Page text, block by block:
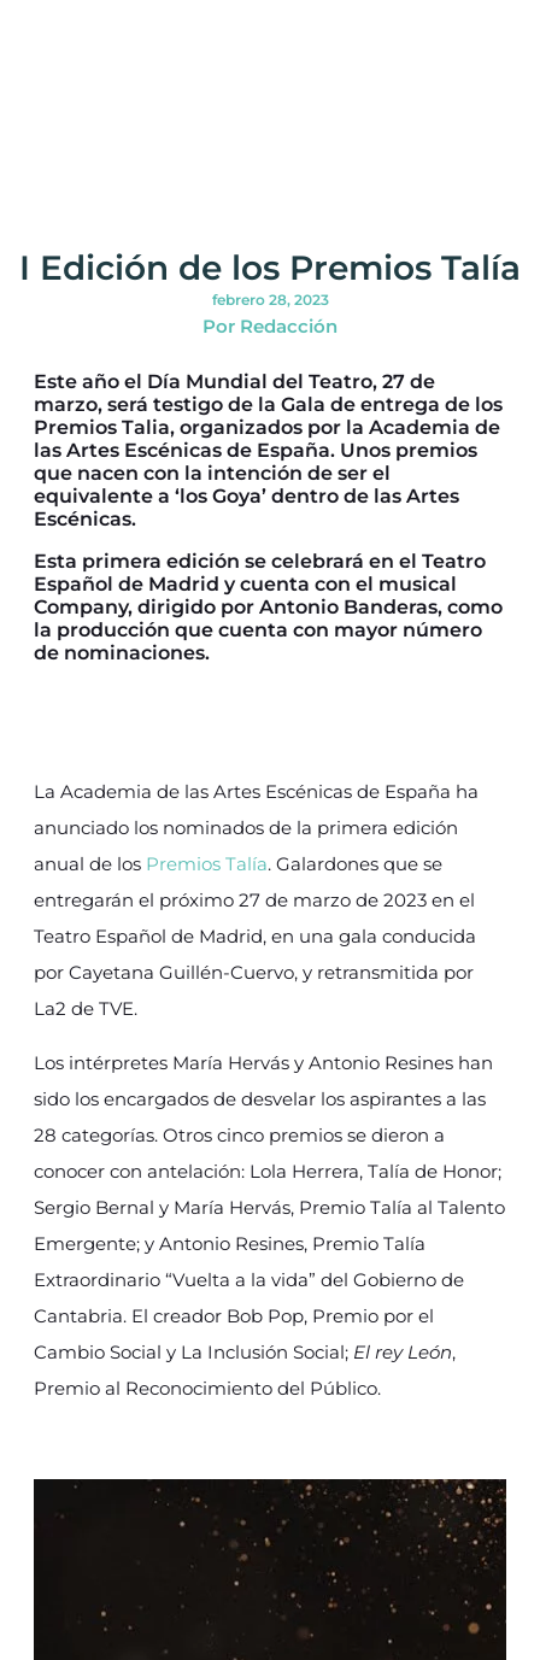
I Edición de los Premios Talía
febrero 28, 2023
Por Redacción
Este año el Día Mundial del Teatro, 27 de
marzo, será testigo de la Gala de entrega de los
Premios Talia, organizados por la Academia de
las Artes Escénicas de España. Unos premios
que nacen con la intención de ser el
equivalente a ‘los Goya’ dentro de las Artes
Escénicas.
Esta primera edición se celebrará en el Teatro
Español de Madrid y cuenta con el musical
Company, dirigido por Antonio Banderas, como
la producción que cuenta con mayor número
de nominaciones.
La Academia de las Artes Escénicas de España ha
anunciado los nominados de la primera edición
anual de los Premios Talía. Galardones que se
entregarán el próximo 27 de marzo de 2023 en el
Teatro Español de Madrid, en una gala conducida
por Cayetana Guillén-Cuervo, y retransmitida por
La2 de TVE.
Los intérpretes María Hervás y Antonio Resines han
sido los encargados de desvelar los aspirantes a las
28 categorías. Otros cinco premios se dieron a
conocer con antelación: Lola Herrera, Talía de Honor;
Sergio Bernal y María Hervás, Premio Talía al Talento
Emergente; y Antonio Resines, Premio Talía
Extraordinario “Vuelta a la vida” del Gobierno de
Cantabria. El creador Bob Pop, Premio por el
Cambio Social y La Inclusión Social; El rey León,
Premio al Reconocimiento del Público.